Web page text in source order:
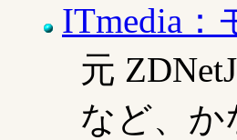
ITmedia：
元
など、か